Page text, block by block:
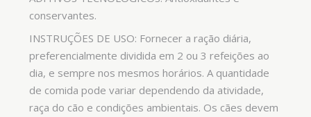
conservantes.
INSTRUÇÕES DE USO: Fornecer a ração diária,
preferencialmente dividida em 2 ou 3 refeições ao
dia, e sempre nos mesmos horários. A quantidade
de comida pode variar dependendo da atividade,
raça do cão e condições ambientais. Os cães devem